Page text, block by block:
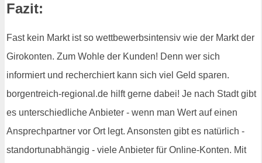
Fazit:
Fast kein Markt ist so wettbewerbsintensiv wie der Markt der
Girokonten. Zum Wohle der Kunden! Denn wer sich
informiert und recherchiert kann sich viel Geld sparen.
borgentreich-regional.de hilft gerne dabei! Je nach Stadt gibt
es unterschiedliche Anbieter - wenn man Wert auf einen
Ansprechpartner vor Ort legt. Ansonsten gibt es natürlich -
standortunabhängig - viele Anbieter für Online-Konten. Mit